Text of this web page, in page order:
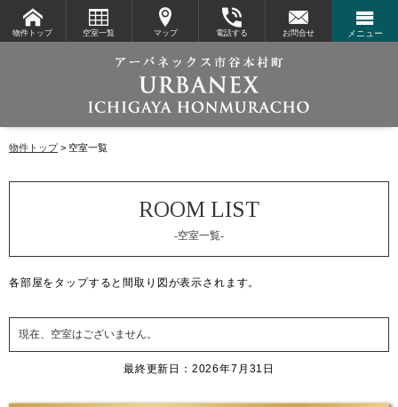
物件トップ 空室一覧 マップ 電話する お問合せ メニュー
物件トップ 空室一覧
-空室一覧-
各部屋を タップすると間取り図が表示されます。
現在、空室はございません。
最終更新日：2026年7月31日